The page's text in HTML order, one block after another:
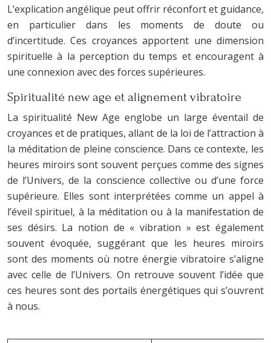
L’explication angélique peut offrir réconfort et guidance,
en particulier dans les moments de doute ou
d’incertitude. Ces croyances apportent une dimension
spirituelle à la perception du temps et encouragent à
une connexion avec des forces supérieures.
Spiritualité new age et alignement vibratoire
La spiritualité New Age englobe un large éventail de
croyances et de pratiques, allant de la loi de l’attraction à
la méditation de pleine conscience. Dans ce contexte, les
heures miroirs sont souvent perçues comme des signes
de l’Univers, de la conscience collective ou d’une force
supérieure. Elles sont interprétées comme un appel à
l’éveil spirituel, à la méditation ou à la manifestation de
ses désirs. La notion de « vibration » est également
souvent évoquée, suggérant que les heures miroirs
sont des moments où notre énergie vibratoire s’aligne
avec celle de l’Univers. On retrouve souvent l’idée que
ces heures sont des portails énergétiques qui s’ouvrent
à nous.